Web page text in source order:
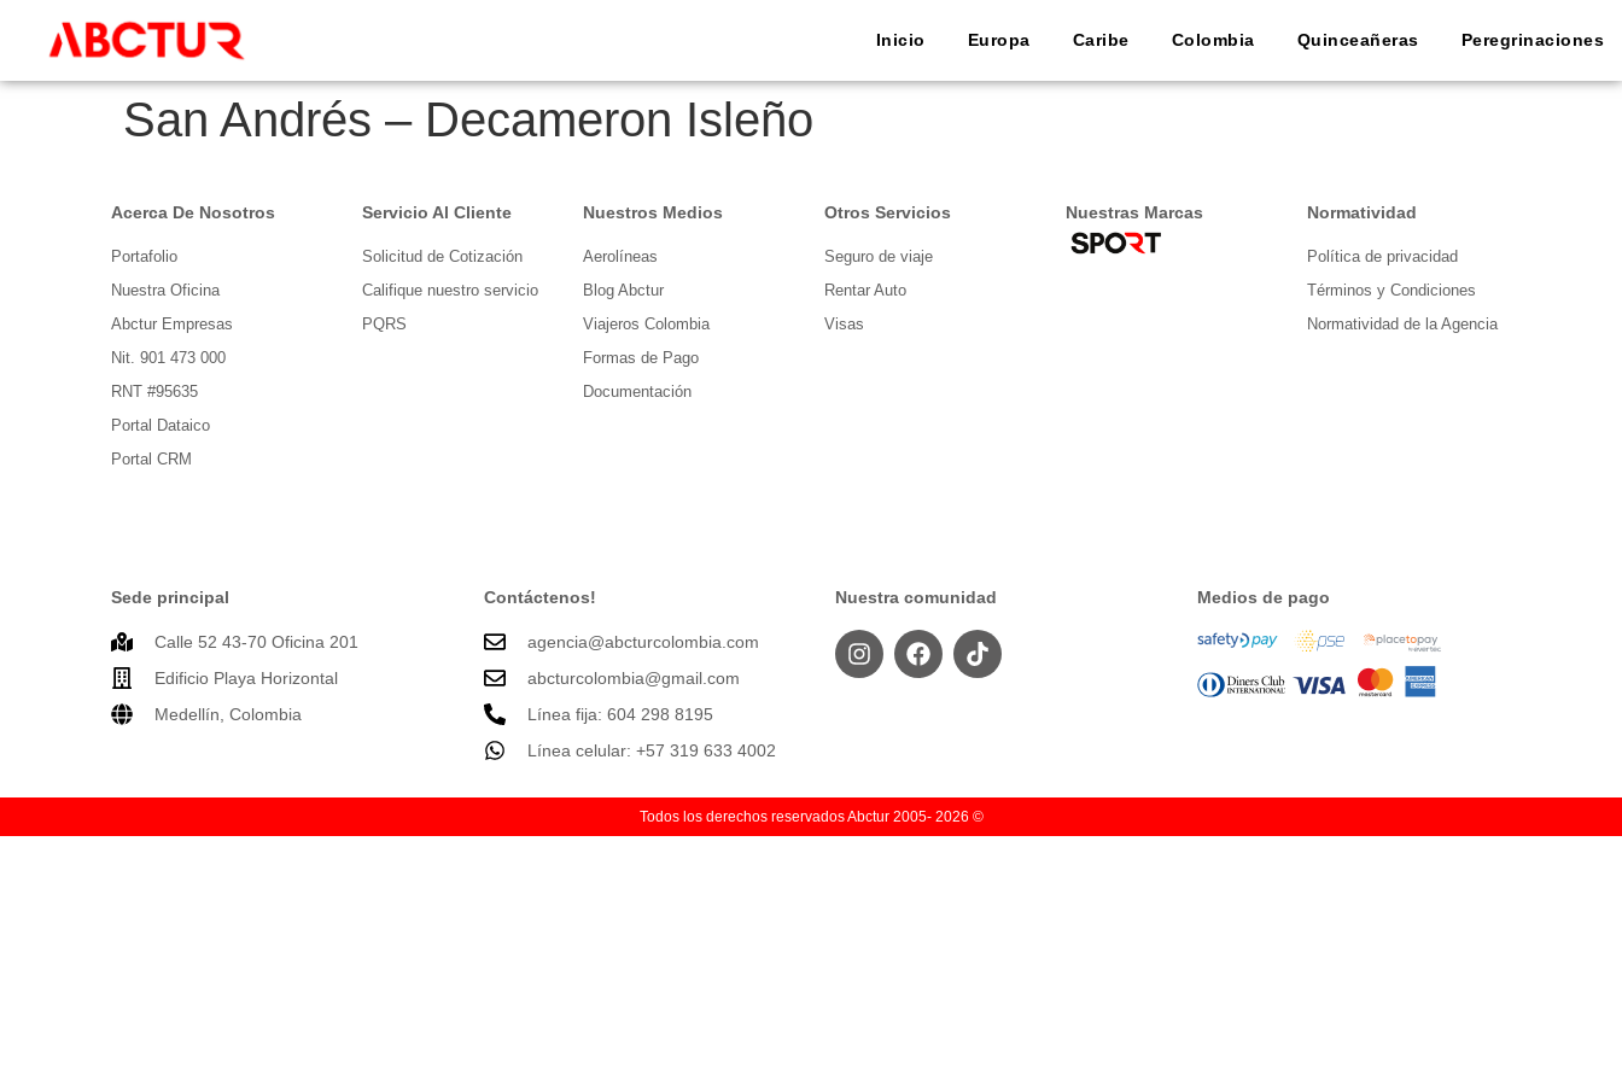
Inicio Europa Caribe Colombia Quinceañeras Peregrinaciones
San Andrés – Decameron Isleño
Acerca De Nosotros
Portafolio
Nuestra Oficina
Abctur Empresas
Nit. 901 473 000
RNT #95635
Portal Dataico
Portal CRM
Servicio Al Cliente
Solicitud de Cotización
Califique nuestro servicio
PQRS
Nuestros Medios
Aerolíneas
Blog Abctur
Viajeros Colombia
Formas de Pago
Documentación
Otros Servicios
Seguro de viaje
Rentar Auto
Visas
Nuestras Marcas Normatividad
Política de privacidad
Términos y Condiciones
Normatividad de la Agencia
Sede principal
Calle 52 43-70 Oficina 201
Edificio Playa Horizontal
Medellín, Colombia
Contáctenos!
agencia@abcturcolombia.com
abcturcolombia@gmail.com
Línea fija: 604 298 8195
Línea celular: +57 319 633 4002
Nuestra comunidad Medios de pago
Todos los derechos reservados Abctur 2005‑ 2026 ©